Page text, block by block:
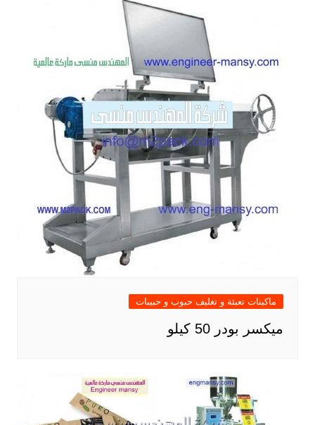
ماكينات تعبئة و تغليف حبوب و حبيبات
ميكسر بودر 50 كيلو